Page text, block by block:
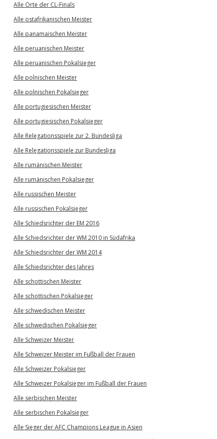
Alle Orte der CL-Finals
Alle ostafrikanischen Meister
Alle panamaischen Meister
Alle peruanischen Meister
Alle peruanischen Pokalsieger
Alle polnischen Meister
Alle polnischen Pokalsieger
Alle portugiesischen Meister
Alle portugiesischen Pokalsieger
Alle Relegationsspiele zur 2. Bundesliga
Alle Relegationsspiele zur Bundesliga
Alle rumänischen Meister
Alle rumänischen Pokalsieger
Alle russischen Meister
Alle russischen Pokalsieger
Alle Schiedsrichter der EM 2016
Alle Schiedsrichter der WM 2010 in Südafrika
Alle Schiedsrichter der WM 2014
Alle Schiedsrichter des Jahres
Alle schottischen Meister
Alle schottischen Pokalsieger
Alle schwedischen Meister
Alle schwedischen Pokalsieger
Alle Schweizer Meister
Alle Schweizer Meister im Fußball der Frauen
Alle Schweizer Pokalsieger
Alle Schweizer Pokalsieger im Fußball der Frauen
Alle serbischen Meister
Alle serbischen Pokalsieger
Alle Sieger der AFC Champions League in Asien